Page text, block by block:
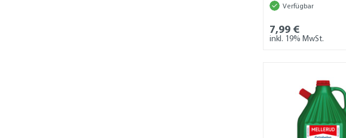
Verfügbar
7,99 €
inkl. 19% MwSt.